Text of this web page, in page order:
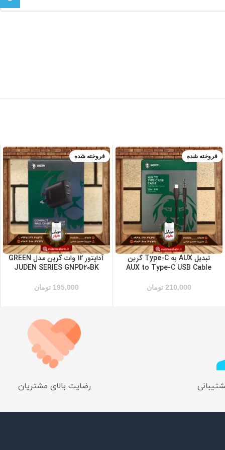
فروخته شده
تبدیل AUX به Type-C گرین
AUX to Type-C USB Cable
210,000 تومان
فروخته شده
آداپتور 12 وات گرین مدل GREEN
JUDEN SERIES GNPD20BK
195,000 تومان
رضایت بالای مشتریان